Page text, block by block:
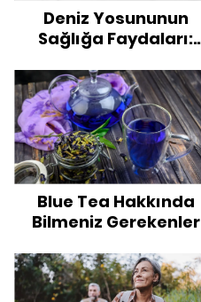
Deniz Yosununun
Sağlığa Faydaları:
Blue Tea Hakkında
Bilmeniz Gerekenler